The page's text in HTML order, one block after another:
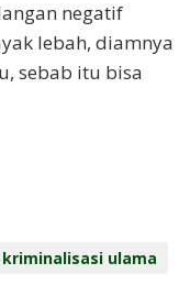
negatif
lebah, diamnya
sebab itu bisa
kriminalisasi ulama